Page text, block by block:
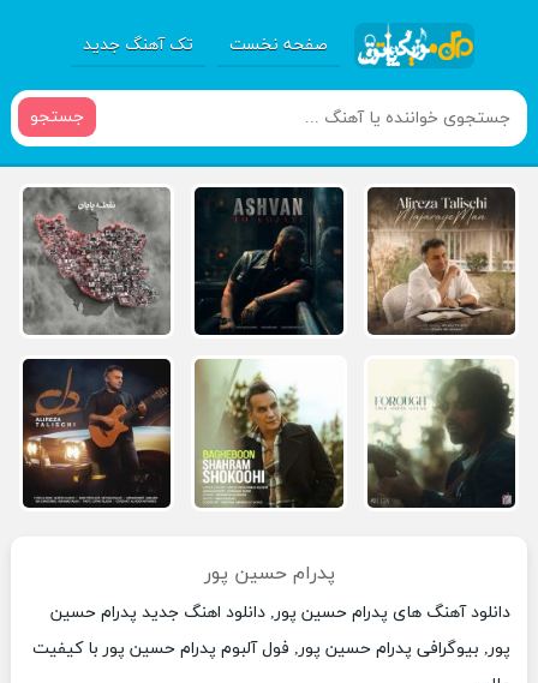
صفحه نخست تک آهنگ جدید
جستجو
پدرام حسین پور
دانلود آهنگ های پدرام حسین پور, دانلود اهنگ جدید پدرام حسین
پور, بیوگرافی پدرام حسین پور, فول آلبوم پدرام حسین پور با کیفیت